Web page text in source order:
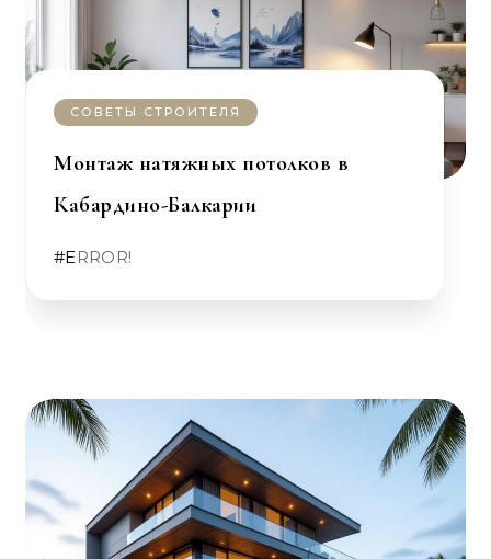
СОВЕТЫ СТРОИТЕЛЯ
Монтаж натяжных потолков в
Кабардино-Балкарии
#ERROR!